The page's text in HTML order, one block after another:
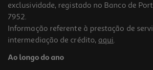
4.2
Teclado Sem Fios Hp 230 Preto
39.99 €/un
exclusividade, registado no Banco de
7952.
Informação referente à prestação de
intermediação de crédito, aqui.
Ao longo do ano